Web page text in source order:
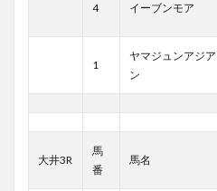
4 イーブンモア
1
ヤマジュンアジア
ン
大井3R
馬
番
馬名